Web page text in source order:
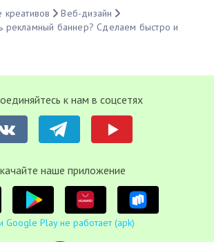
креативов
Веб-дизайн
рекламный баннер? Сделаем быстро и
к нам в соцсетях
наше приложение
Google Play не работает (apk)